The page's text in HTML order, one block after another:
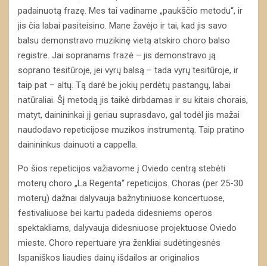
padainuotą frazę. Mes tai vadiname „paukščio metodu“, ir
jis čia labai pasiteisino. Mane žavėjo ir tai, kad jis savo
balsu demonstravo muzikinę vietą atskiro choro balso
registre. Jai sopranams frazė – jis demonstravo ją
soprano tesitūroje, jei vyrų balsą – tada vyrų tesitūroje, ir
taip pat – altų. Tą darė be jokių perdėtų pastangų, labai
natūraliai. Šį metodą jis taikė dirbdamas ir su kitais chorais,
matyt, dainininkai jį geriau suprasdavo, gal todėl jis mažai
naudodavo repeticijose muzikos instrumentą. Taip pratino
dainininkus dainuoti a cappella.
Po šios repeticijos važiavome į Oviedo centrą stebėti
moterų choro „La Regenta“ repeticijos. Choras (per 25-30
moterų) dažnai dalyvauja bažnytiniuose koncertuose,
festivaliuose bei kartu padeda didesniems operos
spektakliams, dalyvauja didesniuose projektuose Oviedo
mieste. Choro repertuare yra ženkliai sudėtingesnės
Ispaniškos liaudies dainų išdailos ar originalios